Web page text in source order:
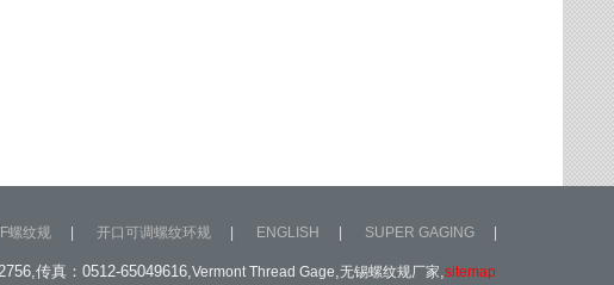
传真：0512-65049616,Vermont Thread Gage,无锡螺纹规厂家,sitemap
螺纹规 开口可调螺纹环规 ENGLISH SUPER GAGING